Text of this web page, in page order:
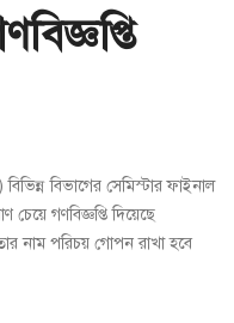
বিভিন্ন বিভাগের সেমিস্টার ফাইনাল
গণবিজ্ঞপ্তি দিয়েছে
নাম পরিচয় গোপন রাখা হবে